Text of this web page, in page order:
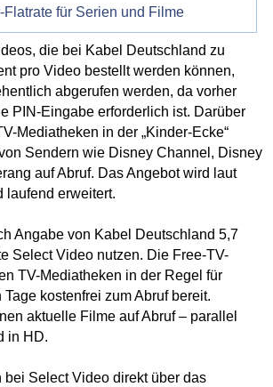
Flatrate für Serien und Filme
die bei Kabel Deutschland zu
pro Video bestellt werden können,
abgerufen werden, da vorher
PIN-Eingabe erforderlich ist. Darüber
Mediatheken in der „Kinder-Ecke“
Sendern wie Disney Channel, Disney
auf Abruf. Das Angebot wird laut
laufend erweitert.
Angabe von Kabel Deutschland 5,7
Select Video nutzen. Die Free-TV-
TV-Mediatheken in der Regel für
kostenfrei zum Abruf bereit.
aktuelle Filme auf Abruf – parallel
in HD.
bei Select Video direkt über das